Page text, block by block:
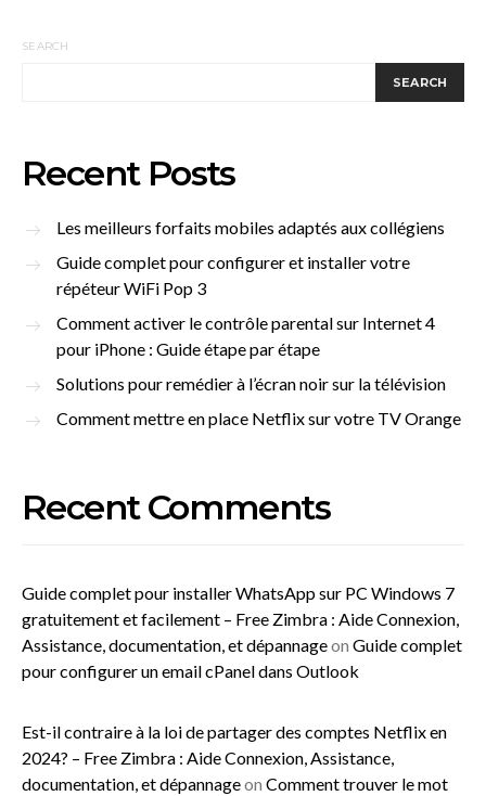
SEARCH
SEARCH
Recent Posts
Les meilleurs forfaits mobiles adaptés aux collégiens
Guide complet pour configurer et installer votre
répéteur WiFi Pop 3
Comment activer le contrôle parental sur Internet 4
pour iPhone : Guide étape par étape
Solutions pour remédier à l’écran noir sur la télévision
Comment mettre en place Netflix sur votre TV Orange
Recent Comments
Guide complet pour installer WhatsApp sur PC Windows 7
gratuitement et facilement – Free Zimbra : Aide Connexion,
Assistance, documentation, et dépannageon Guide complet
pour configurer un email cPanel dans Outlook
Est-il contraire à la loi de partager des comptes Netflix en
2024? – Free Zimbra : Aide Connexion, Assistance,
documentation, et dépannageon Comment trouver le mot